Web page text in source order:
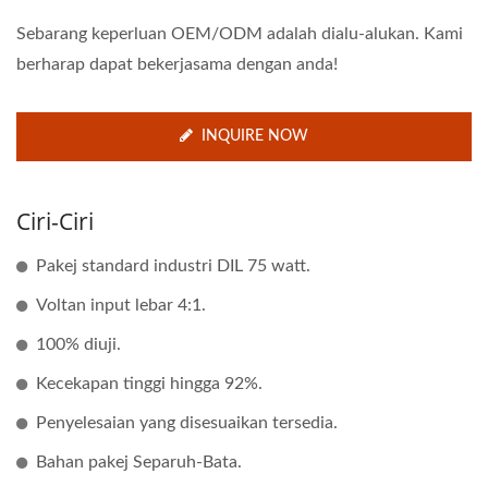
Sebarang keperluan OEM/ODM adalah dialu-alukan. Kami
berharap dapat bekerjasama dengan anda!
INQUIRE NOW
Ciri-Ciri
Pakej standard industri DIL 75 watt.
Voltan input lebar 4:1.
100% diuji.
Kecekapan tinggi hingga 92%.
Penyelesaian yang disesuaikan tersedia.
Bahan pakej Separuh-Bata.